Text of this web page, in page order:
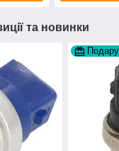
та новинки